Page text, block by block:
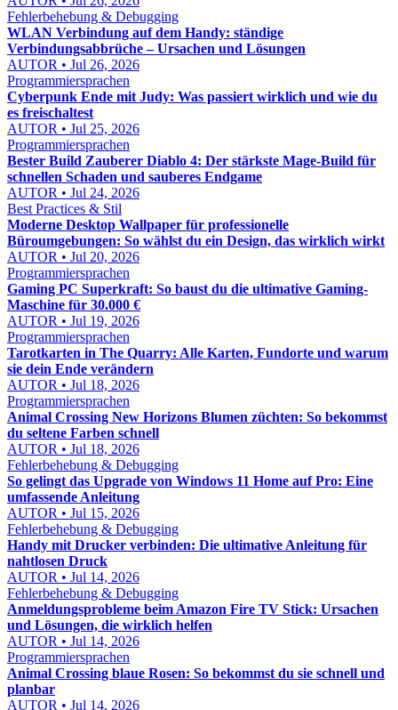
Fehlerbehebung & Debugging
WLAN Verbindung auf dem Handy: ständige
Verbindungsabbrüche – Ursachen und Lösungen
AUTOR • Jul 26, 2026
Programmiersprachen
Cyberpunk Ende mit Judy: Was passiert wirklich und wie du
es freischaltest
AUTOR • Jul 25, 2026
Programmiersprachen
Bester Build Zauberer Diablo 4: Der stärkste Mage-Build für
schnellen Schaden und sauberes Endgame
AUTOR • Jul 24, 2026
Best Practices & Stil
Moderne Desktop Wallpaper für professionelle
Büroumgebungen: So wählst du ein Design, das wirklich wirkt
AUTOR • Jul 20, 2026
Programmiersprachen
Gaming PC Superkraft: So baust du die ultimative Gaming-
Maschine für 30.000 €
AUTOR • Jul 19, 2026
Programmiersprachen
Tarotkarten in The Quarry: Alle Karten, Fundorte und warum
sie dein Ende verändern
AUTOR • Jul 18, 2026
Programmiersprachen
Animal Crossing New Horizons Blumen züchten: So bekommst
du seltene Farben schnell
AUTOR • Jul 18, 2026
Fehlerbehebung & Debugging
So gelingt das Upgrade von Windows 11 Home auf Pro: Eine
umfassende Anleitung
AUTOR • Jul 15, 2026
Fehlerbehebung & Debugging
Handy mit Drucker verbinden: Die ultimative Anleitung für
nahtlosen Druck
AUTOR • Jul 14, 2026
Fehlerbehebung & Debugging
Anmeldungsprobleme beim Amazon Fire TV Stick: Ursachen
und Lösungen, die wirklich helfen
AUTOR • Jul 14, 2026
Programmiersprachen
Animal Crossing blaue Rosen: So bekommst du sie schnell und
planbar
AUTOR • Jul 14, 2026